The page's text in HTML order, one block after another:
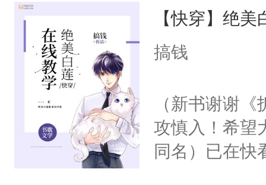
来，给老公
用力——为你
【快穿】绝
搞钱
（新书谢谢
攻慎入！希望
同名）已在快